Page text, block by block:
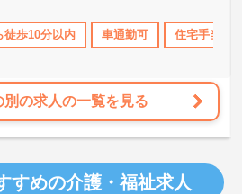
日以上 研修制度あり 産休･育休･介
徒歩10分以内 車通勤可 住宅手当・
別の求人の一覧を見る
すめの介護・福祉求人